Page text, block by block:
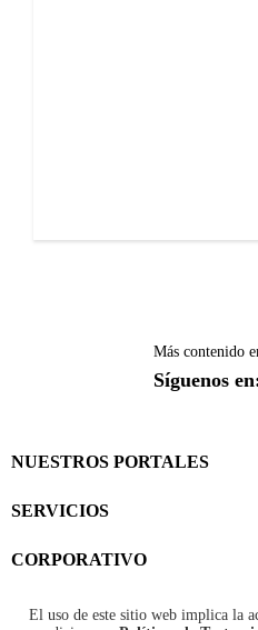
Más contenido
Síguenos
NUESTROS PORTALES
SERVICIOS
CORPORATIVO
El uso de este sitio web implica la